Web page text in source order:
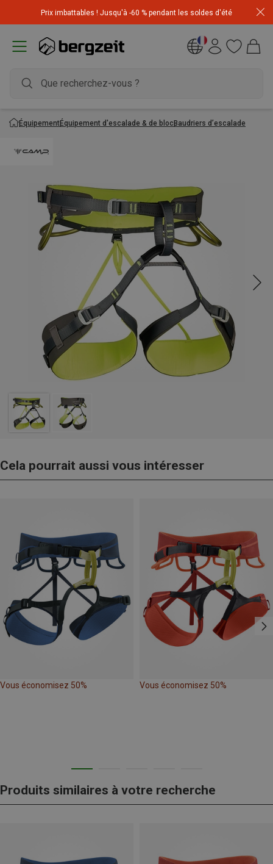
Prix imbattables ! Jusqu'à -60 % pendant les soldes d'été
l'article le moins cher! Code
ÉquipementÉquipement d'escalade & de blocBaudriers d’escalade
Cela pourrait aussi vous intéresser
Vous économisez 50% Vous économisez 50%
Produits similaires à votre recherche